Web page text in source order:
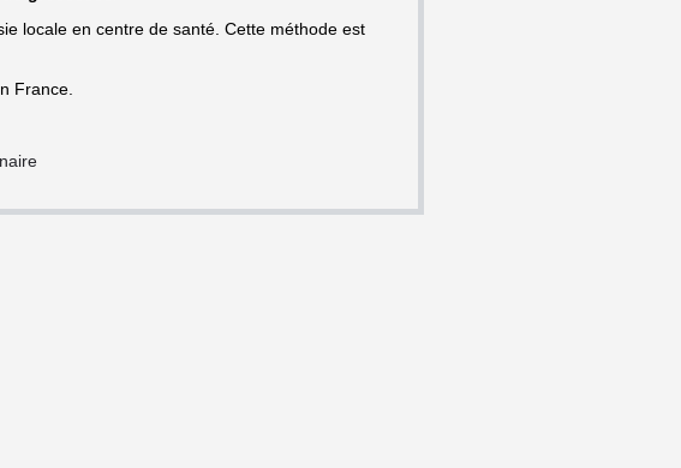
locale en centre de santé. Cette méthode est
France.